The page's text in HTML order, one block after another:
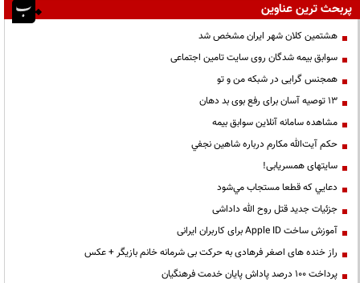
پربحث ترین عناوین
هشتمین کلان شهر ایران مشخص شد
سوابق بیمه شدگان روی سایت تامین اجتماعی
همجنس گرایی در شبکه من و تو
13 توصیه آسان برای رفع بوی بد دهان
مشاهده سامانه آنلاين سوابق بیمه
حكم آيت‌الله مكارم درباره شاهين نجفي
سایتهای همسریابی!
دعايي كه قطعا مستجاب مي‌شود
جزئیات جدید قتل روح الله داداشی
آموزش ساخت Apple ID برای کاربران ایرانی
راز خنده های اصغر فرهادی به حرکت بی شرمانه خانم بازیگر + عکس
پرداخت ۱۰۰ درصد پاداش پایان خدمت فرهنگیان